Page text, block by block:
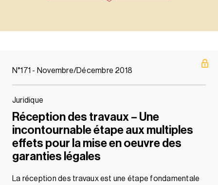
N°171 - Novembre/Décembre 2018
Juridique
Réception des travaux – Une
incontournable étape aux multiples
effets pour la mise en oeuvre des
garanties légales
La réception des travaux est une étape fondamentale